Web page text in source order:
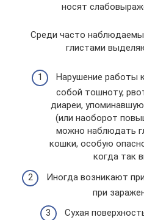
носят
Среди часто
глистами
Нарушение работы
собой тошноту,
диареи,
(или наоборот
можно наблюдать
кошки, особую
когда так
Иногда возникают
при
Сухая